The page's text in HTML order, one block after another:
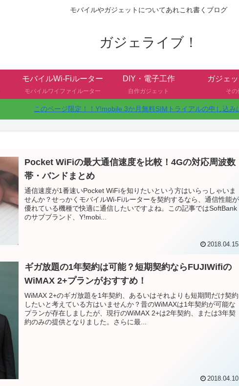
モバイルやガジェットについてあれこれ書くブログ
ガジェライブ！
モバイルWi-Fiルーター
モバイルワイファイルーター
DIY・電子工作
自作ガジェット
ガジェ
そ
このページ限定！！Y!mobile 3か月無料SIMトライアルの申し込み
Pocket WiFiの最大通信速度を比較！4Gの対応周波数
帯・バンドまとめ
通信速度が1番速いPocket WiFiを知りたいという方はいらっしゃいま
せんか？せっかくモバイルWi-Fiルーターを契約するなら、通信性能が
優れている機種で快適に通信したいですよね。この記事ではSoftBank
のサブブランド、Y!mobi...
2018.04.15
ギガ放題の1年契約は可能？短期契約ならFUJIWifiの
WiMAX 2+プランがおすすめ！
WiMAX 2+のギガ放題を1年契約、あるいはそれよりも短期間だけ契約
したいと考えている方はいませんか？昔のWiMAXは1年契約が可能な
プランが存在しましたが、現行のWiMAX 2+は2年契約、または3年契
約のみの提供となりました。さらに最...
2018.04.10